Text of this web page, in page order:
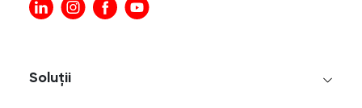
Soluții